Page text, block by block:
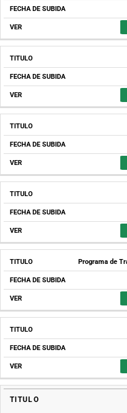
Programa de
TITULO